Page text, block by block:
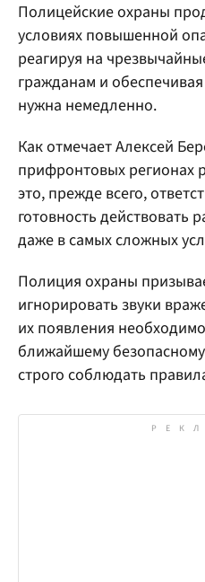
Полицейские охраны
условиях повышенной
реагируя на
гражданам и
нужна немедленно.
Как отмечает Алексей
прифронтовых регионах
это, прежде всего,
готовность действовать
даже в самых сложных
Полиция охраны
игнорировать звуки
их появления
ближайшему
строго соблюдать